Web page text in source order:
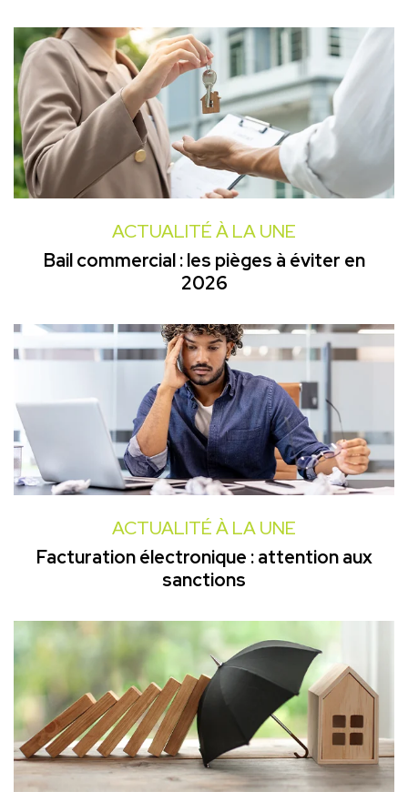
ACTUALITÉ À LA UNE
Bail commercial : les pièges à éviter en
2026
ACTUALITÉ À LA UNE
Facturation électronique : attention aux
sanctions